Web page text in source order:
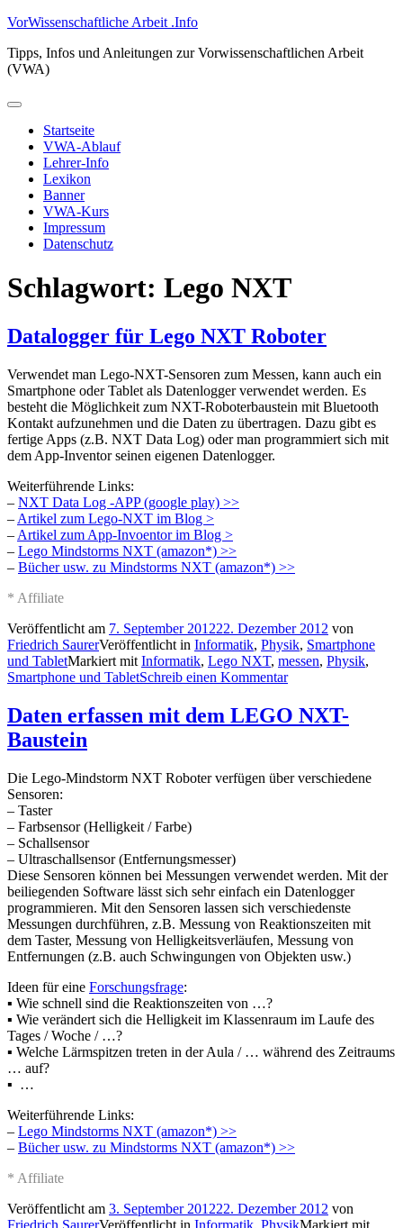
Zum
springen
VorWissenschaftliche Arbeit .Info
Tipps, Infos und Anleitungen zur Vorwissenschaftlichen Arbeit
(VWA)
Primäres
Startseite
VWA-Ablauf
Lehrer-Info
Lexikon
Banner
VWA-Kurs
Impressum
Datenschutz
Schlagwort: Lego NXT
Datalogger für Lego NXT Roboter
Verwendet man Lego-NXT-Sensoren zum Messen, kann auch ein
Smartphone oder Tablet als Datenlogger verwendet werden. Es
besteht die Möglichkeit zum NXT-Roboterbaustein mit Bluetooth
Kontakt aufzunehmen und die Daten zu übertragen. Dazu gibt es
fertige Apps (z.B. NXT Data Log) oder man programmiert sich mit
dem App-Inventor seinen eigenen Datenlogger.
Weiterführende Links:
– NXT Data Log -APP (google play) >>
– Artikel zum Lego-NXT im Blog >
– Artikel zum App-Invoentor im Blog >
– Lego Mindstorms NXT (amazon*) >>
– Bücher usw. zu Mindstorms NXT (amazon*) >>
* Affiliate
Veröffentlicht am 7. September 201222. Dezember 2012 von
Friedrich SaurerVeröffentlicht in Informatik, Physik, Smartphone
und TabletMarkiert mit Informatik, Lego NXT, messen, Physik,
Smartphone und TabletSchreib einen Kommentar
Daten erfassen mit dem LEGO NXT-
Baustein
Die Lego-Mindstorm NXT Roboter verfügen über verschiedene
Sensoren:
– Taster
– Farbsensor (Helligkeit / Farbe)
– Schallsensor
– Ultraschallsensor (Entfernungsmesser)
Diese Sensoren können bei Messungen verwendet werden. Mit der
beiliegenden Software lässt sich sehr einfach ein Datenlogger
programmieren. Mit den Sensoren lassen sich verschiedenste
Messungen durchführen, z.B. Messung von Reaktionszeiten mit
dem Taster, Messung von Helligkeitsverläufen, Messung von
Entfernungen (z.B. auch Schwingungen von Objekten usw.)
Ideen für eine Forschungsfrage:
▪ Wie schnell sind die Reaktionszeiten von …?
▪ Wie verändert sich die Helligkeit im Klassenraum im Laufe des
Tages / Woche / …?
▪ Welche Lärmspitzen treten in der Aula / … während des Zeitraums
… auf?
▪ …
Weiterführende Links:
– Lego Mindstorms NXT (amazon*) >>
– Bücher usw. zu Mindstorms NXT (amazon*) >>
* Affiliate
Veröffentlicht am 3. September 201222. Dezember 2012 von
Friedrich SaurerVeröffentlicht in Informatik, PhysikMarkiert mit